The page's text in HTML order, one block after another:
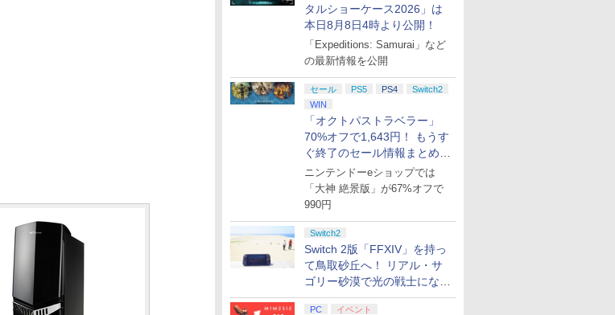
タルショーケース2026」は
本日8月8日4時より公開！
「Expeditions: Samurai」など
の最新情報を公開
セール PS5 PS4
Switch2
WIN
「オクトパストラベラー」
70%オフで1,643円！ もうす
ぐ終了のセール情報まとめ
【8月8日更新】
ニンテンドーeショップでは
「大神 絶景版」が67%オフで
990円
Switch2
Switch 2版「FFXIV」を持っ
て鳥取砂丘へ！ リアル・サ
ゴリー砂漠で光の戦士になっ
てみた
PC
イベント